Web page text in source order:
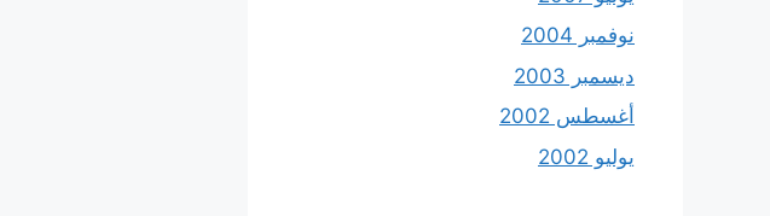
نوفمبر 2004
ديسمبر 2003
أغسطس 2002
يوليو 2002